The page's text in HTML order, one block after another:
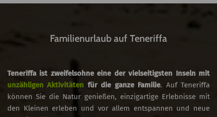
Familienurlaub auf Teneriffa
Teneriffa ist zweifelsohne eine der vielseitigsten Inseln mit
unzähligen Aktivitäten für die ganze Familie. Auf Teneriffa
können Sie die Natur genießen, einzigartige Erlebnisse mit
den Kleinen erleben und vor allem entspannen und neue